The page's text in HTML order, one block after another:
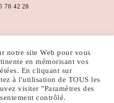
70 42 28
D’UTILISATION
DE CONFIDENTIALITÉ
notre site Web pour vous
en mémorisant vos
En cliquant sur
à l'utilisation de TOUS les
visiter "Paramètres des
contrôlé.